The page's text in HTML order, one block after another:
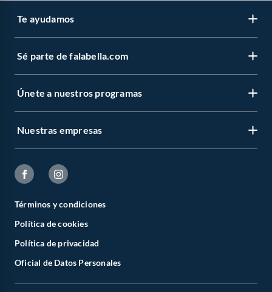
Te ayudamos
Sé parte de falabella.com
Únete a nuestros programas
Nuestras empresas
Términos y condiciones
Política de cookies
Política de privacidad
Oficial de Datos Personales